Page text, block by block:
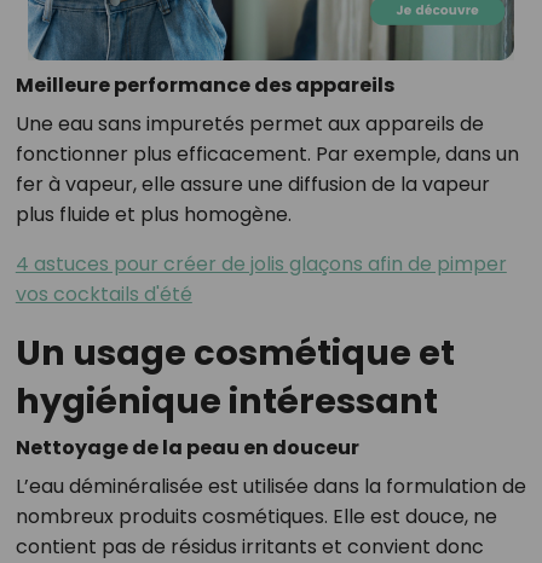
Meilleure performance des appareils
Une eau sans impuretés permet aux appareils de
fonctionner plus efficacement. Par exemple, dans un
fer à vapeur, elle assure une diffusion de la vapeur
plus fluide et plus homogène.
4 astuces pour créer de jolis glaçons afin de pimper
vos cocktails d'été
Un usage cosmétique et
hygiénique intéressant
Nettoyage de la peau en douceur
L’eau déminéralisée est utilisée dans la formulation de
nombreux produits cosmétiques. Elle est douce, ne
contient pas de résidus irritants et convient donc